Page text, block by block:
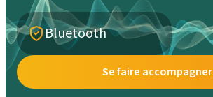
Bluetooth
Se faire accompagner